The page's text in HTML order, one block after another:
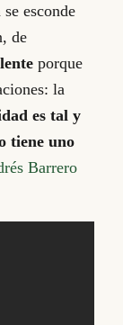
esconde
de
porque
la
es tal y
tiene uno
Barrero